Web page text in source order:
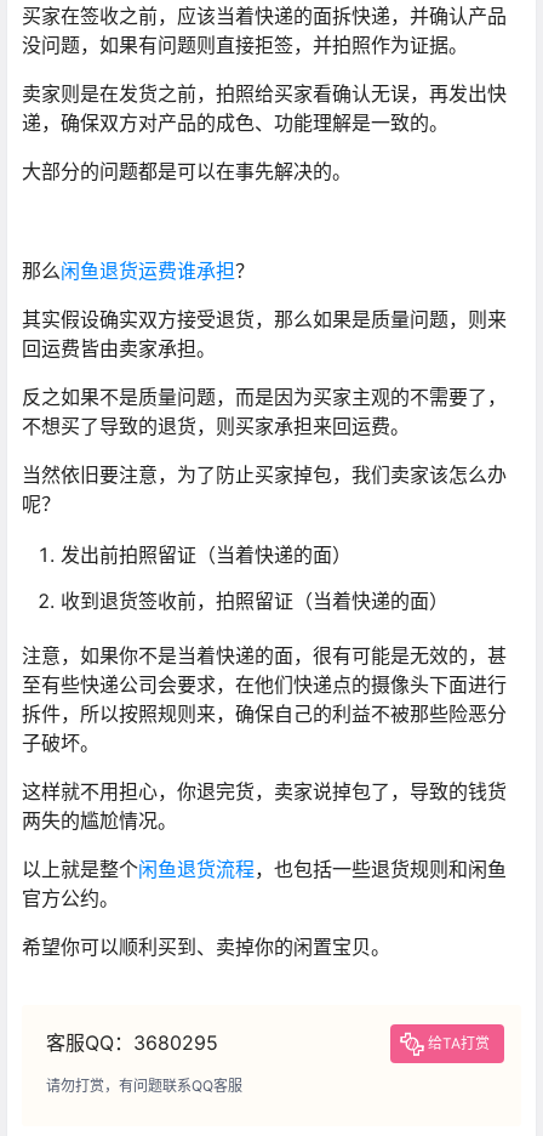
买家在签收之前，应该当着快递的面拆快递，并确认产品
没问题，如果有问题则直接拒签，并拍照作为证据。
卖家则是在发货之前，拍照给买家看确认无误，再发出快
递，确保双方对产品的成色、功能理解是一致的。
大部分的问题都是可以在事先解决的。
那么闲鱼退货运费谁承担？
其实假设确实双方接受退货，那么如果是质量问题，则来
回运费皆由卖家承担。
反之如果不是质量问题，而是因为买家主观的不需要了，
不想买了导致的退货，则买家承担来回运费。
当然依旧要注意，为了防止买家掉包，我们卖家该怎么办
呢？
发出前拍照留证（当着快递的面）
收到退货签收前，拍照留证（当着快递的面）
注意，如果你不是当着快递的面，很有可能是无效的，甚
至有些快递公司会要求，在他们快递点的摄像头下面进行
拆件，所以按照规则来，确保自己的利益不被那些险恶分
子破坏。
这样就不用担心，你退完货，卖家说掉包了，导致的钱货
两失的尴尬情况。
以上就是整个闲鱼退货流程，也包括一些退货规则和闲鱼
官方公约。
希望你可以顺利买到、卖掉你的闲置宝贝。
客服QQ：3680295 给TA打赏
请勿打赏，有问题联系QQ客服